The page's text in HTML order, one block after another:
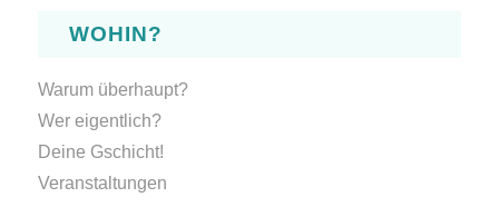
WOHIN?
Warum überhaupt?
Wer eigentlich?
Deine Gschicht!
Veranstaltungen